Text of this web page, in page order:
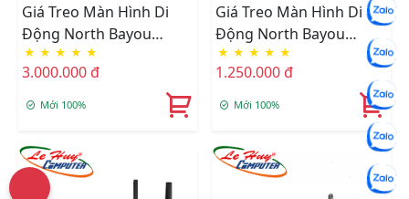
Giá Treo Màn Hình Di
Động North Bayou
AVF1500-50-1P (32" - 65")
★ ★ ★ ★ ★
3.000.000 đ
Mới 100%
Giá Treo Màn Hình Di
Động North Bayou
AVA1500-60-1P (32
★ ★ ★ ★ ★
1.250.000 đ
Mới 100%